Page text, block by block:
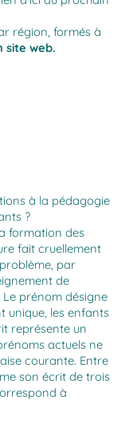
région, formés à
site web.
à la pédagogie
?
formation des
fait cruellement
par
de
Le prénom désigne
unique, les enfants
représente un
actuels ne
courante. Entre
son écrit de trois
à